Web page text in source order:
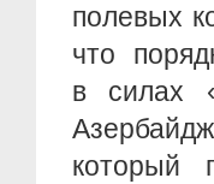
полевых
что
в силах
который